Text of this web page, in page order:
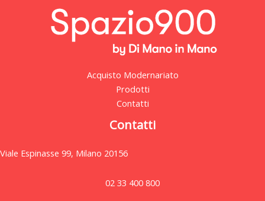
Acquisto Modernariato
Prodotti
Contatti
Contatti
Viale Espinasse 99, Milano 20156
02 33 400 800